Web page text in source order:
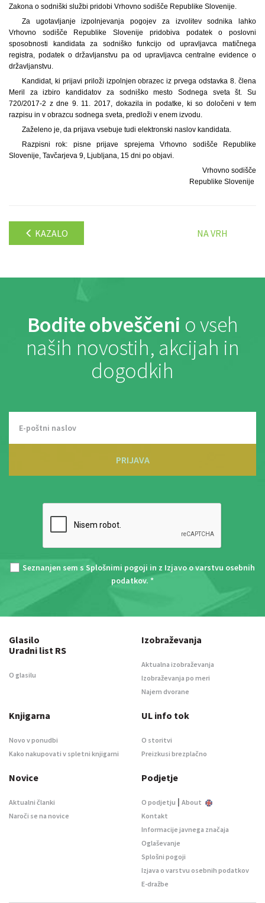
Zakona o sodniški službi pridobi Vrhovno sodišče Republike Slovenije.
Za ugotavljanje izpolnjevanja pogojev za izvolitev sodnika lahko
Vrhovno sodišče Republike Slovenije pridobiva podatek o poslovni
sposobnosti kandidata za sodniško funkcijo od upravljavca matičnega
registra, podatek o državljanstvu pa od upravljavca centralne evidence o
državljanstvu.
Kandidat, ki prijavi priloži izpolnjen obrazec iz prvega odstavka 8. člena
Meril za izbiro kandidatov za sodniško mesto Sodnega sveta št. Su
720/2017-2 z dne 9. 11. 2017, dokazila in podatke, ki so določeni v tem
razpisu in v obrazcu sodnega sveta, predloži v enem izvodu.
Zaželeno je, da prijava vsebuje tudi elektronski naslov kandidata.
Razpisni rok: pisne prijave sprejema Vrhovno sodišče Republike
Slovenije, Tavčarjeva 9, Ljubljana, 15 dni po objavi.
Vrhovno sodišče
Republike Slovenije
KAZALO NA VRH
Bodite obveščeni o vseh
naših novostih, akcijah in
dogodkih
PRIJAVA
Seznanjen sem s Splošnimi pogoji in z Izjavo o varstvu osebnih
podatkov. *
Glasilo
Uradni list RS
O glasilu
Izobraževanja
Aktualna izobraževanja
Izobraževanja po meri
Najem dvorane
Knjigarna
Novo v ponudbi
Kako nakupovati v spletni knjigarni
UL info tok
O storitvi
Preizkusi brezplačno
Novice
Aktualni članki
Naroči se na novice
Podjetje
O podjetju | About
Kontakt
Informacije javnega značaja
Oglaševanje
Splošni pogoji
Izjava o varstvu osebnih podatkov
E-dražbe